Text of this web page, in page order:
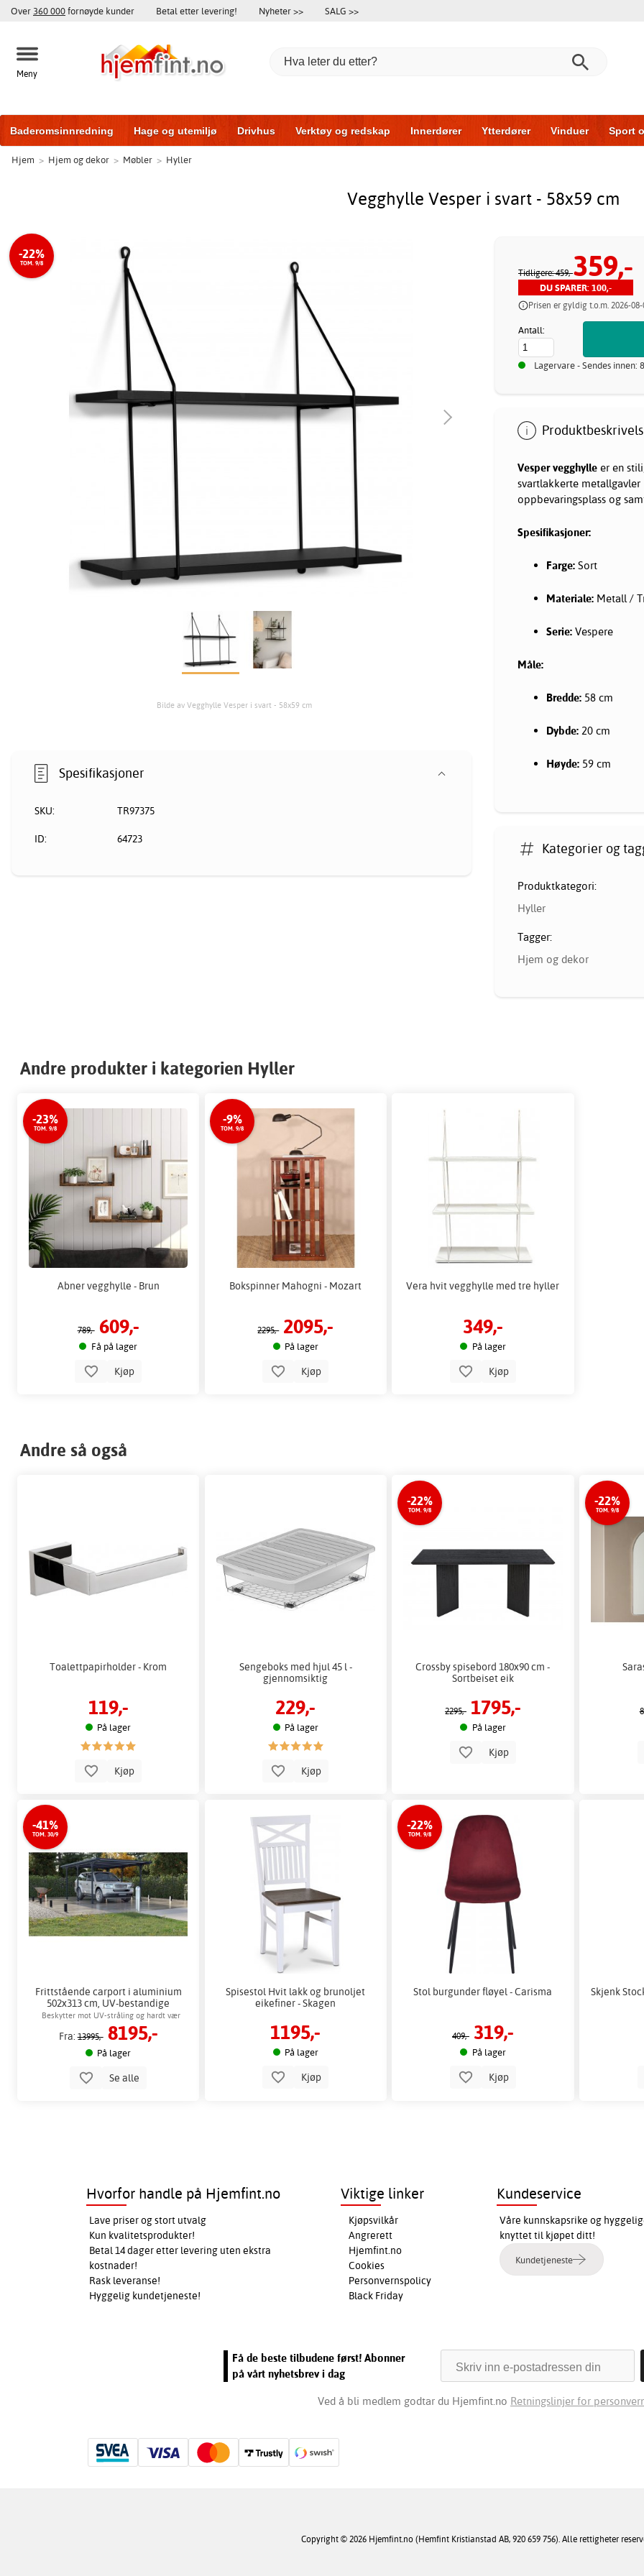
Over 360 000fornøyde kunder Betal etter levering! Nyheter >> SALG >>
Meny
Baderomsinnredning Hage og utemiljø Drivhus Verktøy og redskap Innerdører Ytterdører Vinduer Sport
Baderomsmøbler Hjem og innredning
Hjem > Hjem og dekor > Møbler > Hyller
Vegghylle Vesper i svart - 58x59 cm
-22%
TOM. 9/8
Bilde av Vegghylle Vesper i svart - 58x59 cm
Tidligere: 459,-359,-
DU SPARER: 100,-
Prisen er gyldig t.o.m. 2026-08-
Antall:
Lagervare - Sendes innen:
Vesper vegghylle er en
svartlakkerte metallgavler
oppbevaringsplass og
Spesifikasjoner:
Farge: Sort
Materiale: Metall /
Serie: Vespere
Måle:
Bredde: 58 cm
Dybde: 20 cm
Høyde: 59 cm
Spesifikasjoner
SKU: TR97375
ID: 64723
Kategorier og
Produktkategori:
Hyller
Tagger:
Hjem og dekor
Andre produkter i kategorien Hyller
-23%
TOM. 9/8
Abner vegghylle - Brun
789,- 609,-
Få på lager
Kjøp
-9%
TOM. 9/8
Bokspinner Mahogni - Mozart
2295,- 2095,-
På lager
Kjøp
Vera hvit vegghylle med tre hyller
349,-
På lager
Kjøp
Andre så også
Toalettpapirholder - Krom
119,-
På lager
Kjøp
Sengeboks med hjul 45 l -
gjennomsiktig
229,-
På lager
Kjøp
-22%
TOM. 9/8
Crossby spisebord 180x90 cm -
Sortbeiset eik
2295,- 1795,-
På lager
Kjøp
-22%
TOM. 9/8
-41%
TOM. 30/9
Frittstående carport i aluminium
502x313 cm, UV-bestandige
paneler
Beskytter mot UV-stråling og hardt vær
Fra:13995,- 8195,-
På lager
Se alle
Spisestol Hvit lakk og brunoljet
eikefiner - Skagen
1195,-
På lager
Kjøp
-22%
TOM. 9/8
Stol burgunder fløyel - Carisma
409,- 319,-
På lager
Kjøp
Skjenk
Hvorfor handle på Hjemfint.no
Lave priser og stort utvalg
Kun kvalitetsprodukter!
Betal 14 dager etter levering uten ekstra
kostnader!
Rask leveranse!
Hyggelig kundetjeneste!
Viktige linker
Kjøpsvilkår
Angrerett
Hjemfint.no
Cookies
Personvernspolicy
Black Friday
Kundeservice
Våre kunnskapsrike og
knyttet til kjøpet ditt!
Kundetjeneste
Få de beste tilbudene først! Abonner
på vårt nyhetsbrev i dag
Ved å bli medlem godtar du Hjemfint.no Retningslinjer for
Copyright © 2026 Hjemfint.no (Hemfint Kristianstad AB, 920 659 756). Alle rettigheter